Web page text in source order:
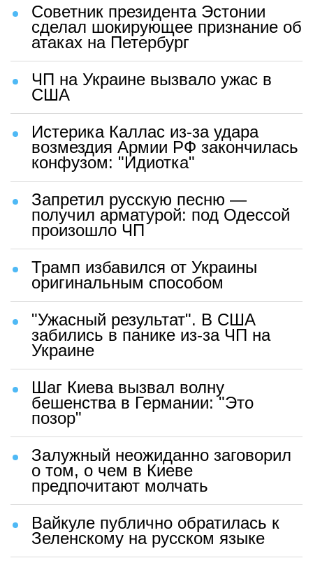
Советник президента Эстонии
сделал шокирующее признание об
атаках на Петербург
ЧП на Украине вызвало ужас в
США
Истерика Каллас из-за удара
возмездия Армии РФ закончилась
конфузом: "Идиотка"
Запретил русскую песню —
получил арматурой: под Одессой
произошло ЧП
Трамп избавился от Украины
оригинальным способом
"Ужасный результат". В США
забились в панике из-за ЧП на
Украине
Шаг Киева вызвал волну
бешенства в Германии: "Это
позор"
Залужный неожиданно заговорил
о том, о чем в Киеве
предпочитают молчать
Вайкуле публично обратилась к
Зеленскому на русском языке